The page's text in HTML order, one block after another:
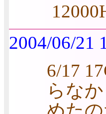
2004/06/21
6/17
らな